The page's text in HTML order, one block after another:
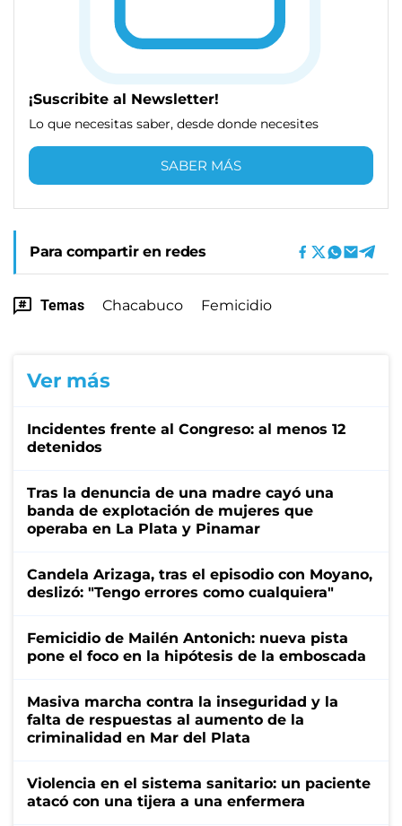
¡Suscribite al Newsletter!
Lo que necesitas saber, desde donde necesites
SABER MÁS
Para compartir en redes
Temas Chacabuco Femicidio
Ver más
Incidentes frente al Congreso: al menos 12
detenidos
Tras la denuncia de una madre cayó una
banda de explotación de mujeres que
operaba en La Plata y Pinamar
Candela Arizaga, tras el episodio con Moyano,
deslizó: "Tengo errores como cualquiera"
Femicidio de Mailén Antonich: nueva pista
pone el foco en la hipótesis de la emboscada
Masiva marcha contra la inseguridad y la
falta de respuestas al aumento de la
criminalidad en Mar del Plata
Violencia en el sistema sanitario: un paciente
atacó con una tijera a una enfermera